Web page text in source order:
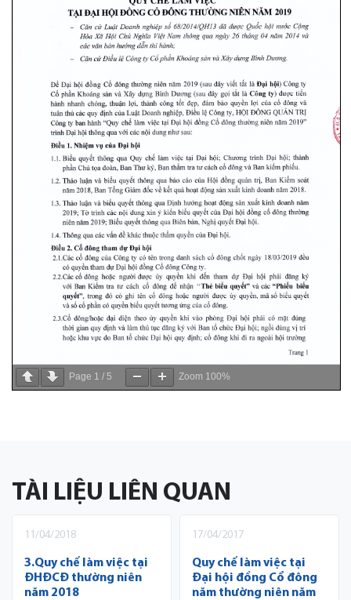
Page 1 / 5 Zoom 100%
TÀI LIỆU LIÊN QUAN
11/04/2018
3.Quy chế làm việc tại
ĐHĐCĐ thường niên
năm 2018
17/04/2017
Quy chế làm việc tại
Đại hội đồng Cổ đông
năm thường niên năm